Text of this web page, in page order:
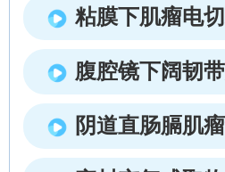
粘膜下肌瘤电
腹腔镜下阔韧
阴道直肠膈肌